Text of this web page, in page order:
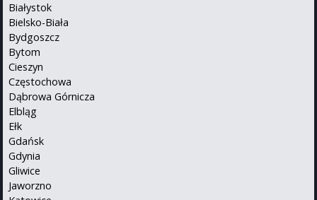
Białystok
Bielsko-Biała
Bydgoszcz
Bytom
Cieszyn
Częstochowa
Dąbrowa Górnicza
Elbląg
Ełk
Gdańsk
Gdynia
Gliwice
Jaworzno